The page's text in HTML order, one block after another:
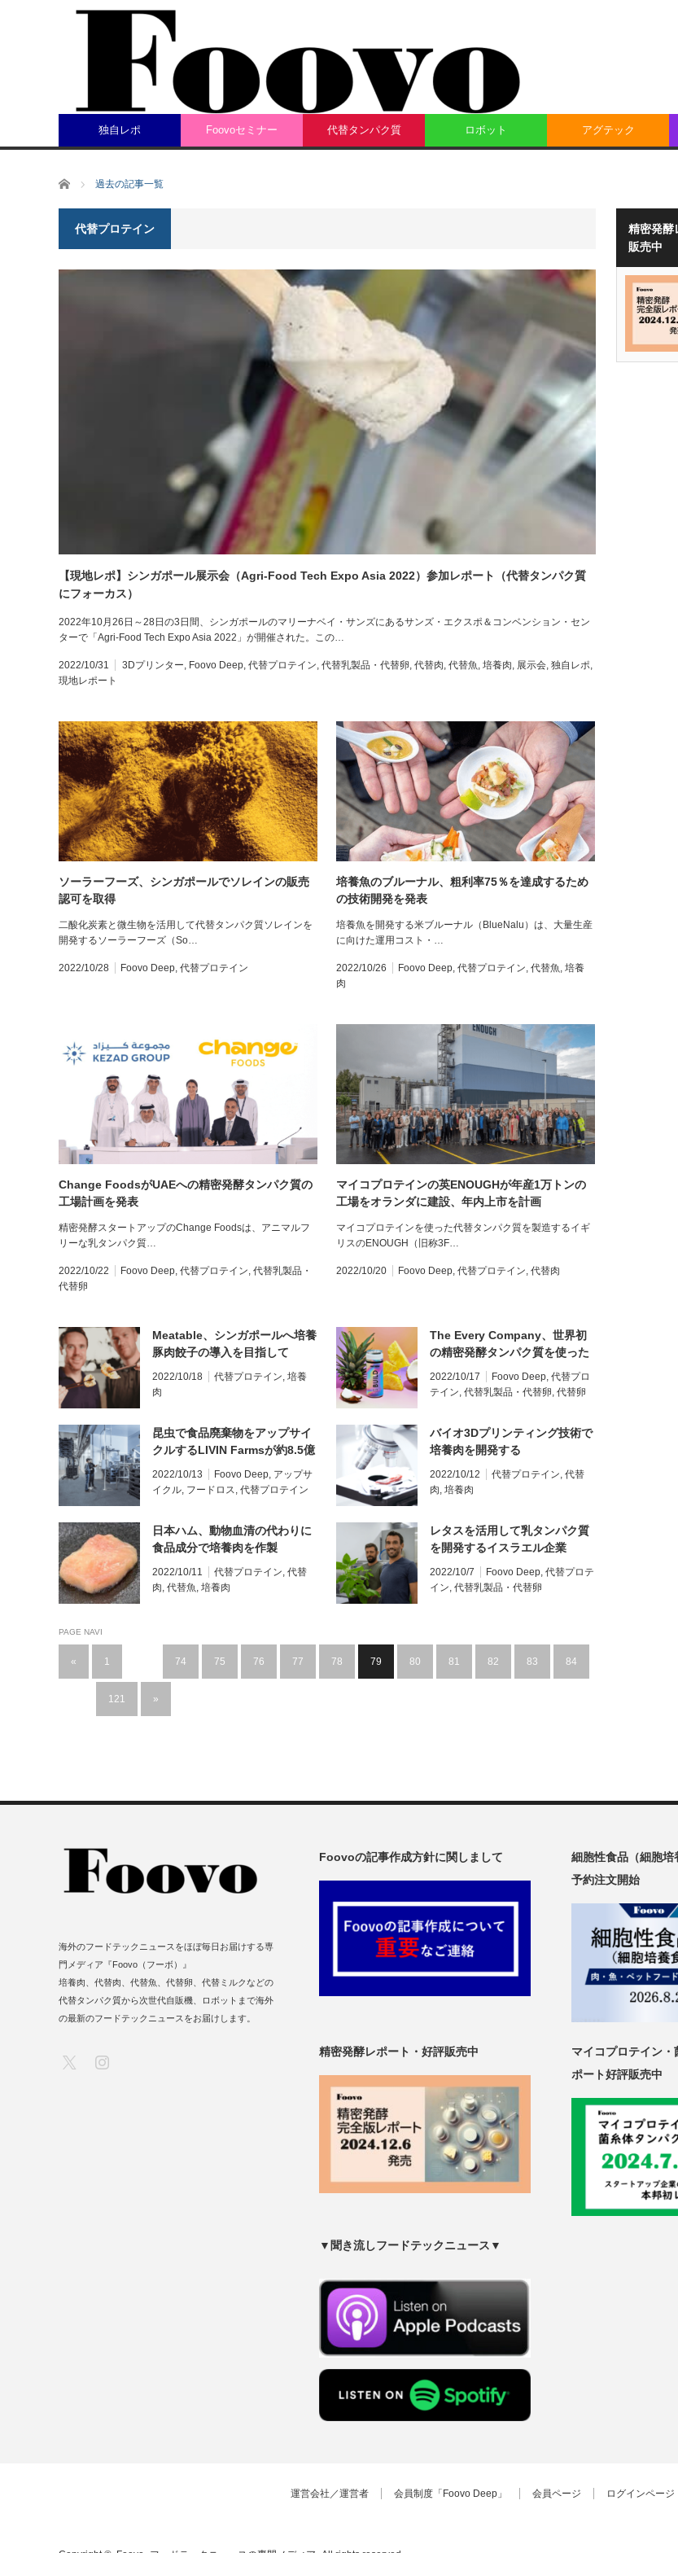
独自レポ Foovoセミナー 代替タンパク質 ロボット アグテック
ホーム 過去の記事一覧
代替プロテイン
【現地レポ】シンガポール展示会（Agri-Food Tech Expo Asia 2022）参加レポート（代替タンパク質
にフォーカス）
2022年10月26日～28日の3日間、シンガポールのマリーナベイ・サンズにあるサンズ・エクスポ＆コンベンション・セン
ターで「Agri-Food Tech Expo Asia 2022」が開催された。この…
2022/10/31 3Dプリンター, Foovo Deep, 代替プロテイン, 代替乳製品・代替卵, 代替肉, 代替魚, 培養肉, 展示会, 独自レポ,
現地レポート
ソーラーフーズ、シンガポールでソレインの販売
認可を取得
二酸化炭素と微生物を活用して代替タンパク質ソレインを
開発するソーラーフーズ（So…
2022/10/28 Foovo Deep, 代替プロテイン
培養魚のブルーナル、粗利率75％を達成するため
の技術開発を発表
培養魚を開発する米ブルーナル（BlueNalu）は、大量生産
に向けた運用コスト・…
2022/10/26 Foovo Deep, 代替プロテイン, 代替魚, 培養
肉
Change FoodsがUAEへの精密発酵タンパク質の
工場計画を発表
精密発酵スタートアップのChange Foodsは、アニマルフ
リーな乳タンパク質…
2022/10/22 Foovo Deep, 代替プロテイン, 代替乳製品・
代替卵
マイコプロテインの英ENOUGHが年産1万トンの
工場をオランダに建設、年内上市を計画
マイコプロテインを使った代替タンパク質を製造するイギ
リスのENOUGH（旧称3F…
2022/10/20 Foovo Deep, 代替プロテイン, 代替肉
Meatable、シンガポールへ培養
豚肉餃子の導入を目指して
ESCO Asterと提携
2022/10/18 代替プロテイン, 培養
肉
The Every Company、世界初
の精密発酵タンパク質を使った
アルコール飲料を発売
2022/10/17 Foovo Deep, 代替プロ
テイン, 代替乳製品・代替卵, 代替卵
昆虫で食品廃棄物をアップサイ
クルするLIVIN Farmsが約8.5億
2022/10/13 Foovo Deep, アップサ
イクル, フードロス, 代替プロテイン
バイオ3Dプリンティング技術で
培養肉を開発する
TissenBioFarmが約2.2億円を
調達
2022/10/12 代替プロテイン, 代替
肉, 培養肉
日本ハム、動物血清の代わりに
食品成分で培養肉を作製
2022/10/11 代替プロテイン, 代替
肉, 代替魚, 培養肉
レタスを活用して乳タンパク質
を開発するイスラエル企業
Pigmentum
2022/10/7 Foovo Deep, 代替プロテ
イン, 代替乳製品・代替卵
PAGE NAVI
« 1 74 75 76 77 78 79 80 81 82 83 84
121 »
精密発酵
販売中
Foovoの記事作成方針に関しまして
細胞性食品（細胞培
予約注文開始
精密発酵レポート・好評販売中
マイコプロテイン
ポート好評販売中
▼聞き流しフードテックニュース▼
海外のフードテックニュースをほぼ毎日お届けする専
門メディア『Foovo（フーボ）』
培養肉、代替肉、代替魚、代替卵、代替ミルクなどの
代替タンパク質から次世代自販機、ロボットまで海外
の最新のフードテックニュースをお届けします。
運営会社／運営者 会員制度「Foovo Deep」 会員ページ ログインページ